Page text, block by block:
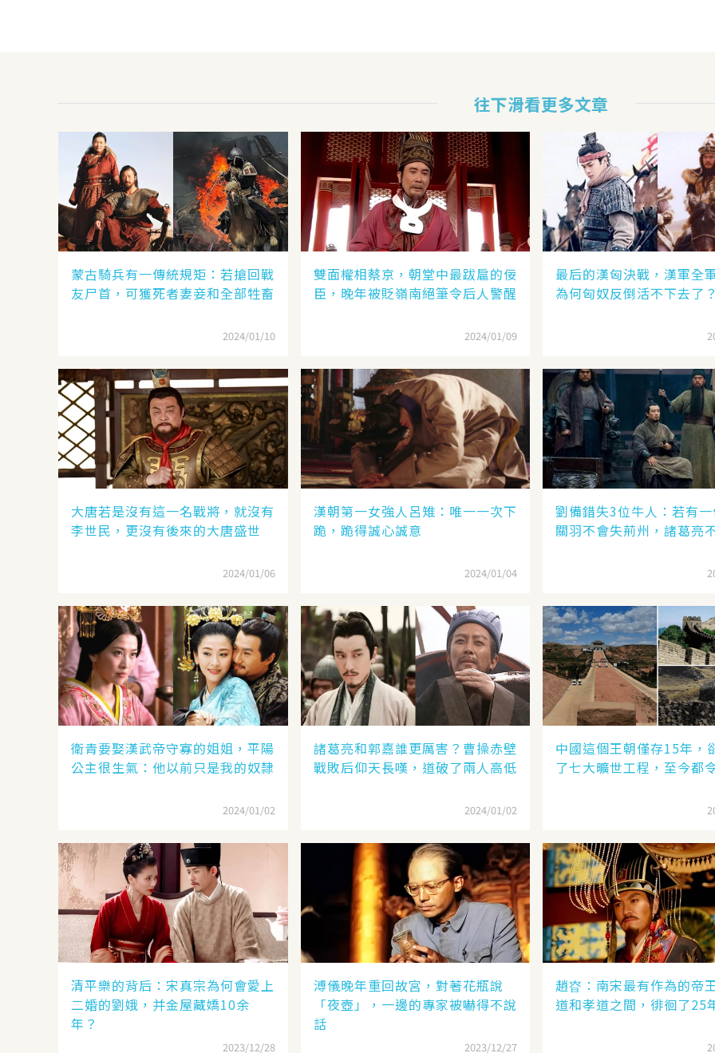
往下滑看更多文章
蒙古騎兵有一傳統規矩：若搶回戰
友尸首，可獲死者妻妾和全部牲畜
2024/01/10
雙面權相蔡京，朝堂中最跋扈的佞
臣，晚年被貶嶺南絕筆令后人警醒
2024/01/09
最后的漢匈決戰，漢軍全
為何匈奴反倒活不下去了？
大唐若是沒有這一名戰將，就沒有
李世民，更沒有後來的大唐盛世
2024/01/06
漢朝第一女強人呂雉：唯一一次下
跪，跪得誠心誠意
2024/01/04
劉備錯失3位牛人：若有一
關羽不會失荊州，諸葛亮
衛青要娶漢武帝守寡的姐姐，平陽
公主很生氣：他以前只是我的奴隸
2024/01/02
諸葛亮和郭嘉誰更厲害？曹操赤壁
戰敗后仰天長嘆，道破了兩人高低
2024/01/02
中國這個王朝僅存15年，
了七大曠世工程，至今都
清平樂的背后：宋真宗為何會愛上
二婚的劉娥，并金屋藏嬌10余
年？
2023/12/28
溥儀晚年重回故宮，對著花瓶說
「夜壺」，一邊的專家被嚇得不說
話
2023/12/27
趙昚：南宋最有作為的帝
道和孝道之間，徘徊了25